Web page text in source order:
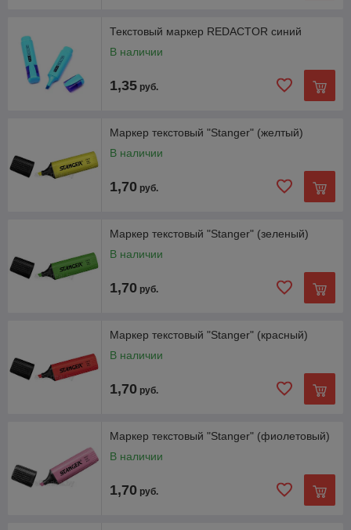
Текстовый маркер REDACTOR синий
В наличии
1,35 руб.
Маркер текстовый "Stanger" (желтый)
В наличии
1,70 руб.
Маркер текстовый "Stanger" (зеленый)
В наличии
1,70 руб.
Маркер текстовый "Stanger" (красный)
В наличии
1,70 руб.
Маркер текстовый "Stanger" (фиолетовый)
В наличии
1,70 руб.